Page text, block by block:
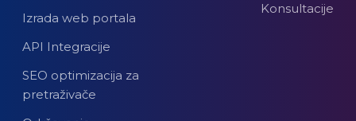
Izrada web portala
API Integracije
SEO optimizacija za
pretraživače
Konsultacije